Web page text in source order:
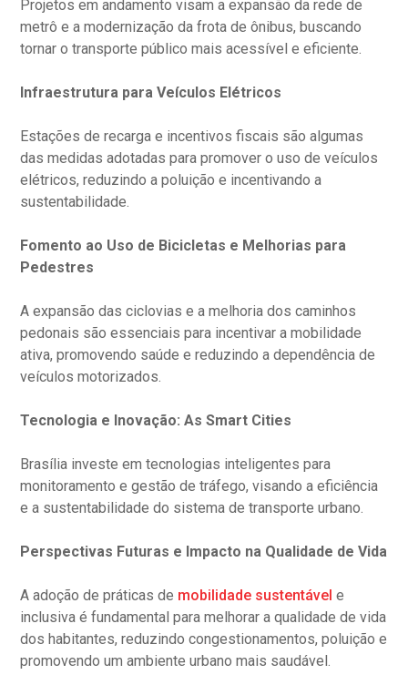
Projetos em andamento visam a expansão da rede de
metrô e a modernização da frota de ônibus, buscando
tornar o transporte público mais acessível e eficiente.
Infraestrutura para Veículos Elétricos
Estações de recarga e incentivos fiscais são algumas
das medidas adotadas para promover o uso de veículos
elétricos, reduzindo a poluição e incentivando a
sustentabilidade.
Fomento ao Uso de Bicicletas e Melhorias para
Pedestres
A expansão das ciclovias e a melhoria dos caminhos
pedonais são essenciais para incentivar a mobilidade
ativa, promovendo saúde e reduzindo a dependência de
veículos motorizados.
Tecnologia e Inovação: As Smart Cities
Brasília investe em tecnologias inteligentes para
monitoramento e gestão de tráfego, visando a eficiência
e a sustentabilidade do sistema de transporte urbano.
Perspectivas Futuras e Impacto na Qualidade de Vida
A adoção de práticas de mobilidade sustentável e
inclusiva é fundamental para melhorar a qualidade de vida
dos habitantes, reduzindo congestionamentos, poluição e
promovendo um ambiente urbano mais saudável.